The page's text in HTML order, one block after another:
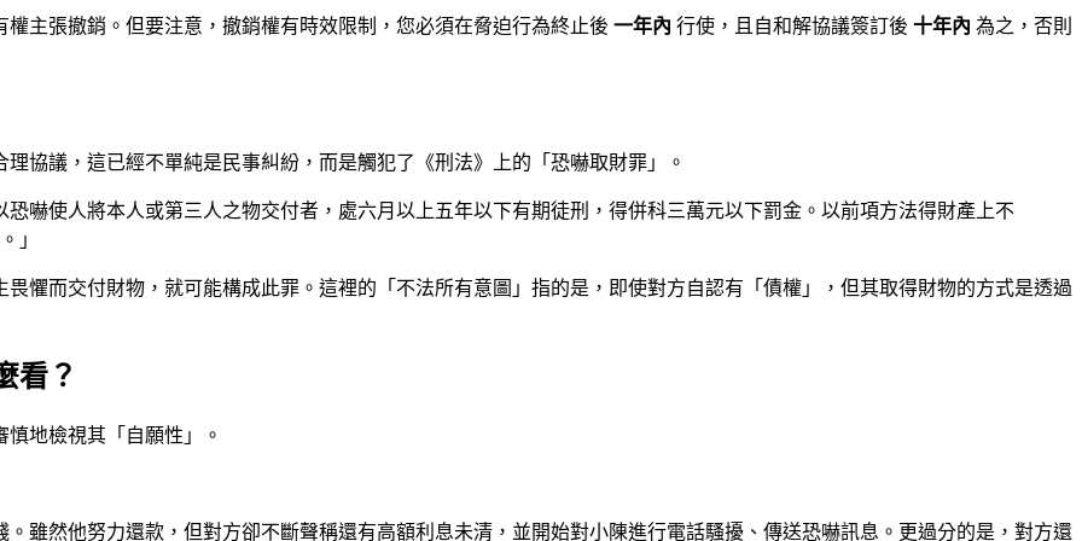
主張撤銷。但要注意，撤銷權有時效限制，您必須在脅迫行為終止後 一年內 行使，且自和解協議簽訂後 十年內 為之，否則
協議，這已經不單純是民事糾紛，而是觸犯了《刑法》上的「恐嚇取財罪」。
嚇使人將本人或第三人之物交付者，處六月以上五年以下有期徒刑，得併科三萬元以下罰金。以前項方法得財產上不
」
懼而交付財物，就可能構成此罪。這裡的「不法所有意圖」指的是，即使對方自認有「債權」，但其取得財物的方式是透過
看？
地檢視其「自願性」。
雖然他努力還款，但對方卻不斷聲稱還有高額利息未清，並開始對小陳進行電話騷擾、傳送恐嚇訊息。更過分的是，對方還